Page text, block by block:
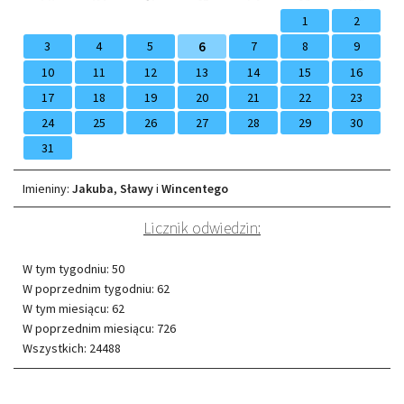
1
2
3
4 5 6 7 8
9
10
11 12 13 14 15
16
17
18 19 20 21 22
23
24
25 26 27 28 29
30
31
Imieniny
Imieniny: Jakuba, Sławyi Wincentego
Licznik odwiedzin:
W tym tygodniu: 50
W poprzednim tygodniu: 62
W tym miesiącu: 62
W poprzednim miesiącu: 726
Wszystkich: 24488